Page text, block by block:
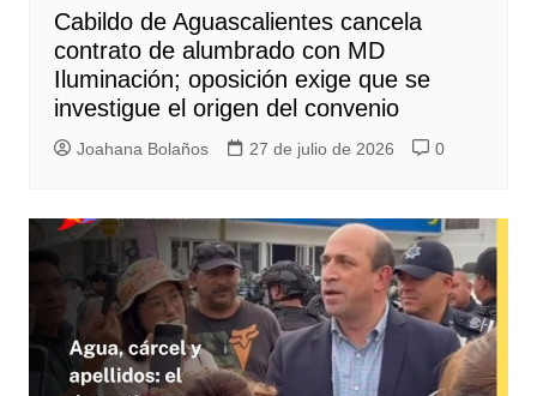
Cabildo de Aguascalientes cancela
contrato de alumbrado con MD
Iluminación; oposición exige que se
investigue el origen del convenio
Joahana Bolaños 27 de julio de 2026 0